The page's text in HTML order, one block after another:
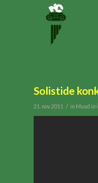
Solistide
21. nov. 2011 / in Muud